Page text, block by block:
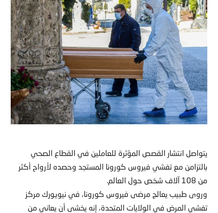
يتواصل انتشار القصص المؤثرة للعاملين في القطاع الصحي
بالتزامن مع تفشي فيروس كورونا المستجد وحصده لأرواح أكثر
من 108 آلاف شخص حول العالم.
وروى طبيب يعالج مرضى فيروس كورونا، في نيويورك مركز
تفشي المرض في الولايات المتحدة، إنه يخشى أن يعاني من